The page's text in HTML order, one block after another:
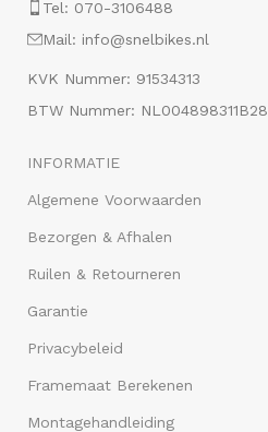
Tel: 070-3106488
Mail: info@snelbikes.nl
KVK Nummer: 91534313
BTW Nummer: NL004898311B28
INFORMATIE
Algemene Voorwaarden
Bezorgen & Afhalen
Ruilen & Retourneren
Garantie
Privacybeleid
Framemaat Berekenen
Montagehandleiding